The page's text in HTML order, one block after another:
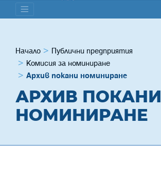
Начало
Публични предприятия
Комисия за номиниране
Архив покани номиниране
АРХИВ ПОКАНИ
НОМИНИРАНЕ